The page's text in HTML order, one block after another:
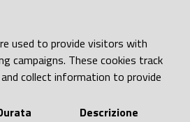
used to provide visitors with
campaigns. These cookies track
collect information to provide
Descrizione